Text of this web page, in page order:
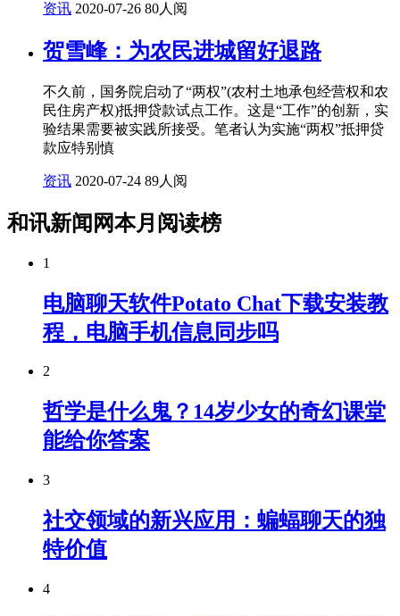
资讯 2020-07-26 80人阅
贺雪峰：为农民进城留好退路
不久前，国务院启动了“两权”(农村土地承包经营权和农
民住房产权)抵押贷款试点工作。这是“工作”的创新，实
验结果需要被实践所接受。笔者认为实施“两权”抵押贷
款应特别慎
资讯 2020-07-24 89人阅
和讯新闻网本月阅读榜
1
电脑聊天软件Potato Chat下载安装教
程，电脑手机信息同步吗
2
哲学是什么鬼？14岁少女的奇幻课堂
能给你答案
3
社交领域的新兴应用：蝙蝠聊天的独
特价值
4